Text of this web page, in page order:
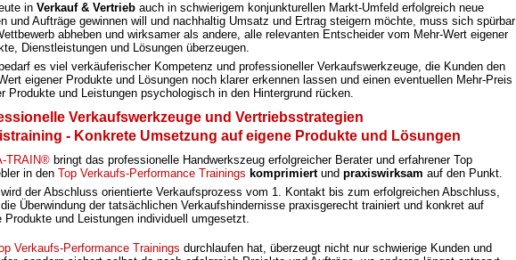
in Verkauf & Vertrieb auch in schwierigem konjunkturellen Markt-Umfeld erfolgreich neue
und Aufträge gewinnen will und nachhaltig Umsatz und Ertrag steigern möchte, muss sich spürbar
abheben und wirksamer als andere, alle relevanten Entscheider vom Mehr-Wert eigener
Dienstleistungen und Lösungen überzeugen.
es viel verkäuferischer Kompetenz und professioneller Verkaufswerkzeuge, die Kunden den
eigener Produkte und Lösungen noch klarer erkennen lassen und einen eventuellen Mehr-Preis
Produkte und Leistungen psychologisch in den Hintergrund rücken.
Verkaufswerkzeuge und Vertriebsstrategien
- Konkrete Umsetzung auf eigene Produkte und Lösungen
TRAIN® bringt das professionelle Handwerkszeug erfolgreicher Berater und erfahrener Top
in den Top Verkaufs-Performance Trainings komprimiertund praxiswirksam auf den Punkt.
der Abschluss orientierte Verkaufsprozess vom 1. Kontakt bis zum erfolgreichen Abschluss,
Überwindung der tatsächlichen Verkaufshindernisse praxisgerecht trainiert und konkret auf
Produkte und Leistungen individuell umgesetzt.
Verkaufs-Performance Trainings durchlaufen hat, überzeugt nicht nur schwierige Kunden und